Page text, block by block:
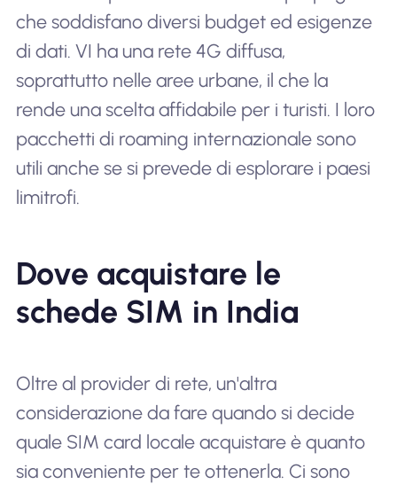
che soddisfano diversi budget ed esigenze
di dati. VI ha una rete 4G diffusa,
soprattutto nelle aree urbane, il che la
rende una scelta affidabile per i turisti. I loro
pacchetti di roaming internazionale sono
utili anche se si prevede di esplorare i paesi
limitrofi.
Dove acquistare le
schede SIM in India
Oltre al provider di rete, un'altra
considerazione da fare quando si decide
quale SIM card locale acquistare è quanto
sia conveniente per te ottenerla. Ci sono